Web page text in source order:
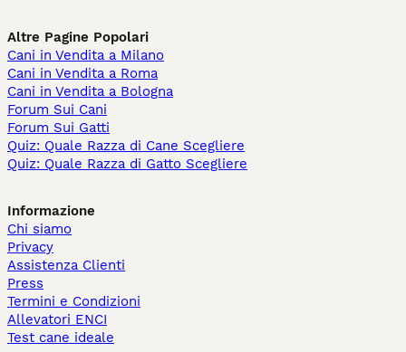
Altre Pagine Popolari
Cani in Vendita a Milano
Cani in Vendita a Roma
Cani in Vendita a Bologna
Forum Sui Cani
Forum Sui Gatti
Quiz: Quale Razza di Cane Scegliere
Quiz: Quale Razza di Gatto Scegliere
Informazione
Chi siamo
Privacy
Assistenza Clienti
Press
Termini e Condizioni
Allevatori ENCI
Test cane ideale